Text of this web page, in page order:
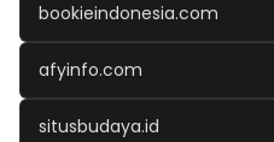
bookieindonesia.com
afyinfo.com
situsbudaya.id